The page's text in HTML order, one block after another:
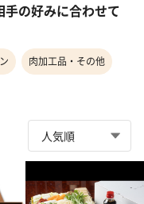
の好みに合わせて
肉加工品・その他